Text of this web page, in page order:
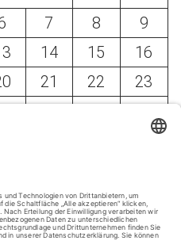
7 8
9
14 15
16
21 22
23